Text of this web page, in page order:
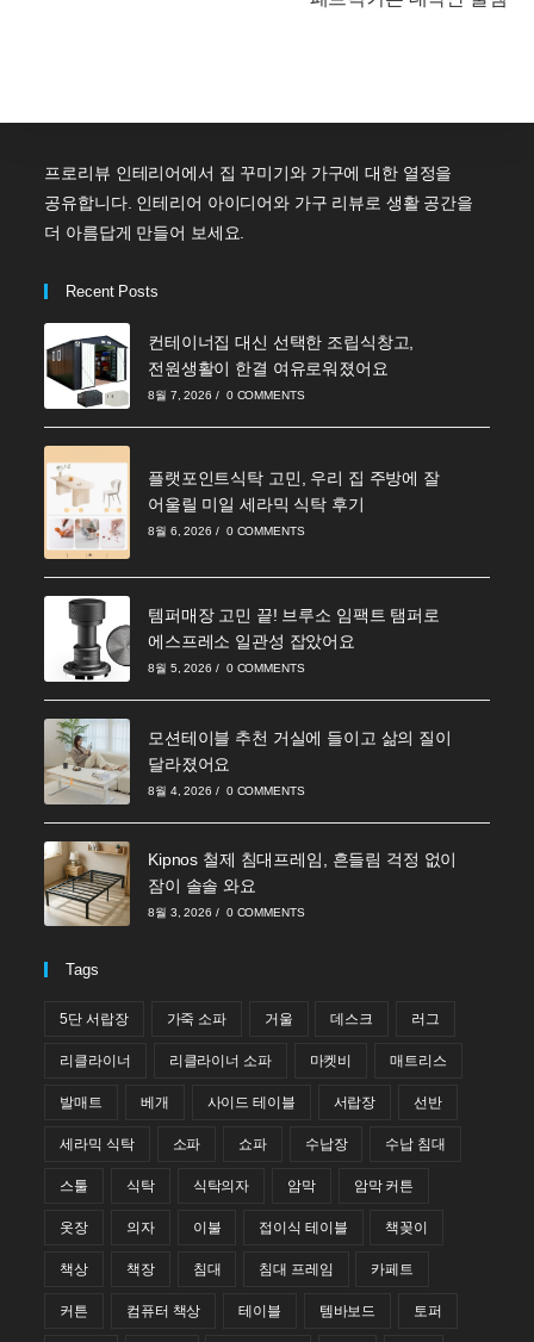
프로리뷰 인테리어에서 집 꾸미기와 가구에 대한 열정을
공유합니다. 인테리어 아이디어와 가구 리뷰로 생활 공간을
더 아름답게 만들어 보세요.
Recent Posts
컨테이너집 대신 선택한 조립식창고,
전원생활이 한결 여유로워졌어요
8월 7, 2026 / 0 COMMENTS
플랫포인트식탁 고민, 우리 집 주방에 잘
어울릴 미일 세라믹 식탁 후기
8월 6, 2026 / 0 COMMENTS
템퍼매장 고민 끝! 브루소 임팩트 탬퍼로
에스프레소 일관성 잡았어요
8월 5, 2026 / 0 COMMENTS
모션테이블 추천 거실에 들이고 삶의 질이
달라졌어요
8월 4, 2026 / 0 COMMENTS
Kipnos 철제 침대프레임, 흔들림 걱정 없이
잠이 솔솔 와요
8월 3, 2026 / 0 COMMENTS
Tags
5단 서랍장 가죽 소파 거울 데스크 러그
리클라이너 리클라이너 소파 마켓비 매트리스
발매트 베개 사이드 테이블 서랍장 선반
세라믹 식탁 소파 쇼파 수납장 수납 침대
스툴 식탁 식탁의자 암막 암막 커튼
옷장 의자 이불 접이식 테이블 책꽂이
책상 책장 침대 침대 프레임 카페트
커튼 컴퓨터 책상 테이블 템바보드 토퍼